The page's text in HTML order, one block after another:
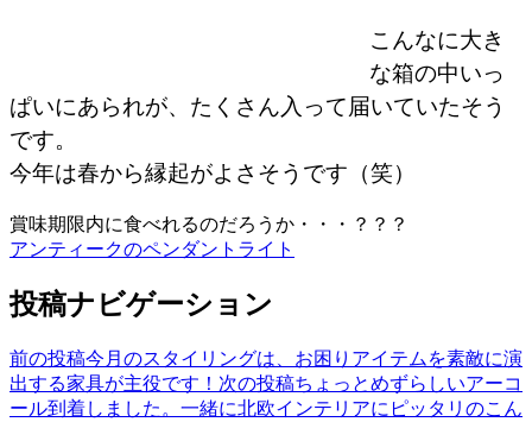
こんなに大き
な箱の中いっ
ぱいにあられが、たくさん入って届いていたそう
です。
今年は春から縁起がよさそうです（笑）
賞味期限内に食べれるのだろうか・・・？？？
アンティークのペンダントライト
投稿ナビゲーション
前の投稿今月のスタイリングは、お困りアイテムを素敵に演
出する家具が主役です！ 次の投稿ちょっとめずらしいアーコ
ール到着しました。一緒に北欧インテリアにピッタリのこん